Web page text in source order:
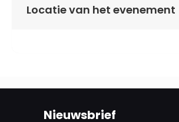
Locatie van het evenement
Nieuwsbrief